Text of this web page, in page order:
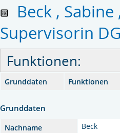
Beck ,
Supervisorin
Funktionen:
Grunddaten Funktionen
Grunddaten
Nachname
Beck